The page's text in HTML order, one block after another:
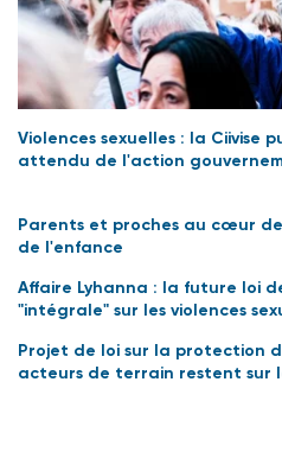
Violences sexuelles : la Ciivise
attendu de l'action
Parents et proches au cœur
de l'enfance
Affaire Lyhanna : la future loi
"intégrale" sur les violences
Projet de loi sur la protection
acteurs de terrain restent sur